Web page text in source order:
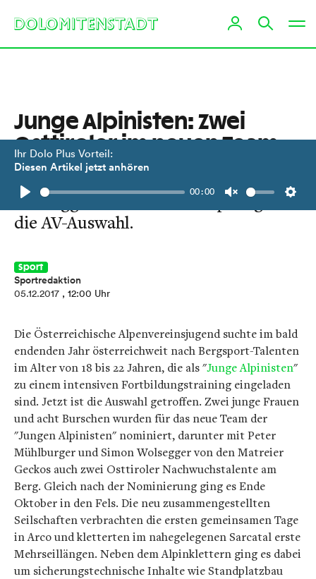
Ihr Dolo Plus Vorteil:
Diesen Artikel jetzt anhören
Play
00:00
Unmute
Junge Alpinisten: Zwei
Osttiroler im neuen Team
Peter Mühlburger und Simon
Wolsegger schafften den Sprung in
die AV-Auswahl.
Sport
Sportredaktion
05.12.2017 , 12:00 Uhr
Die Österreichische Alpenvereinsjugend suchte im bald
endenden Jahr österreichweit nach Bergsport-Talenten
im Alter von 18 bis 22 Jahren, die als "Junge Alpinisten"
zu einem intensiven Fortbildungstraining eingeladen
sind. Jetzt ist die Auswahl getroffen. Zwei junge Frauen
und acht Burschen wurden für das neue Team der
"Jungen Alpinisten" nominiert, darunter mit Peter
Mühlburger und Simon Wolsegger von den Matreier
Geckos auch zwei Osttiroler Nachwuchstalente am
Berg. Gleich nach der Nominierung ging es Ende
Oktober in den Fels. Die neu zusammengestellten
Seilschaften verbrachten die ersten gemeinsamen Tage
in Arco und kletterten im nahegelegenen Sarcatal erste
Mehrseillängen. Neben dem Alpinklettern ging es dabei
um sicherungstechnische Inhalte wie Standplatzbau